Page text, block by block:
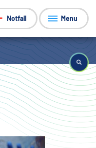
Notfall Menu